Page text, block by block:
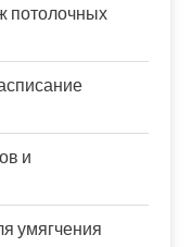
потолочных
и
умягчения